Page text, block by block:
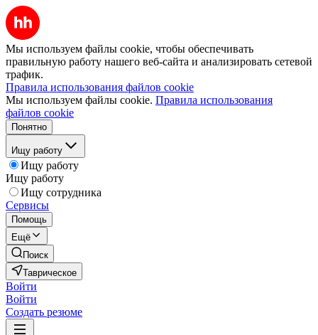
Мы используем файлы cookie, чтобы обеспечивать
правильную работу нашего веб-сайта и анализировать сетевой
трафик.
Правила использования файлов cookie
Мы используем файлы cookie. Правила использования
файлов cookie
Понятно
Ищу работу
Ищу работу
Ищу работу
Ищу сотрудника
Сервисы
Помощь
Ещё
Поиск
Таврическое
Войти
Войти
Создать резюме